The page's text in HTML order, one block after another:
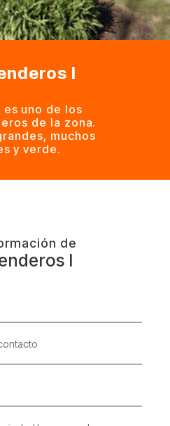
I
es uno de los
de la zona.
muchos
y verde.
de
I